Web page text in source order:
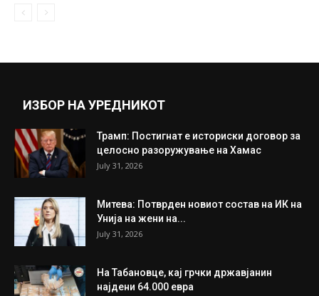
ИЗБОР НА УРЕДНИКОТ
Трамп: Постигнат е историски договор за
целосно разоружување на Хамас
July 31, 2026
Митева: Потврден новиот состав на ИК на
Унија на жени на...
July 31, 2026
На Табановце, кај грчки државјанин
најдени 64.000 евра